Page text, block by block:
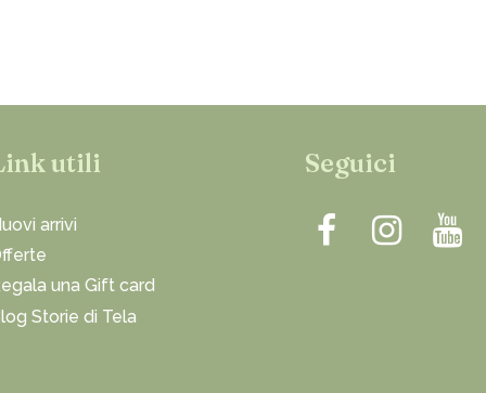
utili
arrivi
una Gift card
Storie di Tela
Seguici